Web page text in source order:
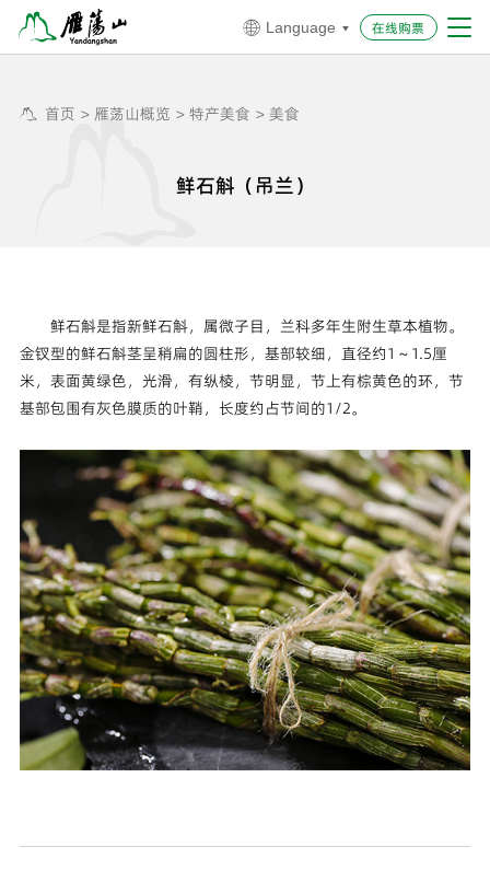
 Language  在线购票

 首页 > 雁荡山概览 > 特产美食 > 美食
鲜石斛（吊兰）
鲜石斛是指新鲜石斛，属微子目，兰科多年生附生草本植物。
金钗型的鲜石斛茎呈稍扁的圆柱形，基部较细，直径约1～1.5厘
米，表面黄绿色，光滑，有纵棱，节明显，节上有棕黄色的环，节
基部包围有灰色膜质的叶鞘，长度约占节间的1/2。